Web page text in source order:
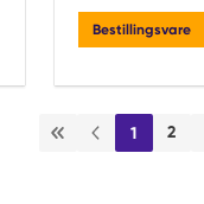
Bestillingsvare
Første sideForrige side
1 2